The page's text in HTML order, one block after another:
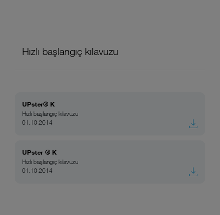
Hızlı başlangıç kılavuzu
UPster® K
Hızlı başlangıç kılavuzu
01.10.2014
UPster ® K
Hızlı başlangıç kılavuzu
01.10.2014